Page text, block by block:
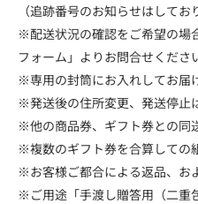
（追跡番号のお知らせはしてお
※配送状況の確認をご希望の場
フォーム」よりお問合せくださ
※専用の封筒にお入れしてお届
※発送後の住所変更、発送停止
※他の商品券、ギフト券との同
※複数のギフト券を合算しての
※お客様ご都合による返品、お
※ご用途「手渡し贈答用（二重